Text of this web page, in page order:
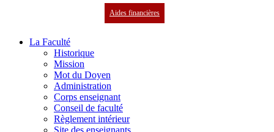
Aides financières
La Faculté
Historique
Mission
Mot du Doyen
Administration
Corps enseignant
Conseil de faculté
Règlement intérieur
Site des enseignants